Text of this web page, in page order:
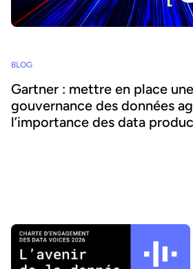
BLOG
Gartner : mettre en place
gouvernance des données
l’importance des data